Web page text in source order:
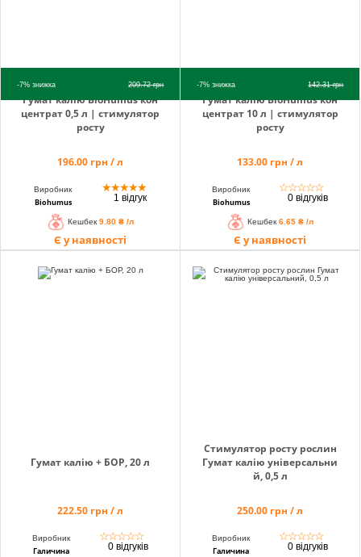
-7%знижка 209.72грн
Гумат калію BioHumus кон
центрат 0,5 л | стимулятор
росту
196.00 грн / л
Виробник
Biohumus
★★★★★
1 відгук
Кешбек 9.80 ₴ /л
Є у наявності
-7%знижка 142.31грн
Гумат калію BioHumus кон
центрат 10 л | стимулятор
росту
133.00 грн / л
Виробник
Biohumus
☆☆☆☆☆
0 відгуків
Кешбек 6.65 ₴ /л
Є у наявності
Гумат калію + БОР, 20 л
222.50 грн / л
Виробник
Галичина
☆☆☆☆☆
0 відгуків
Стимулятор росту рослин
Гумат калію універсальни
й, 0,5 л
250.00 грн / л
Виробник
Галичина
☆☆☆☆☆
0 відгуків